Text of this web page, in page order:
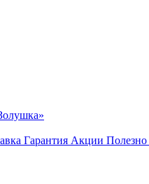
Гарантия Акции Полезно